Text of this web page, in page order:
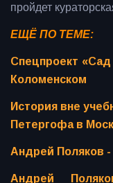
пройдет
ЕЩЁ ПО ТЕМЕ:
Спецпроект «Сад
Коломенском
История вне
Петергофа в
Андрей Поляков
Андрей